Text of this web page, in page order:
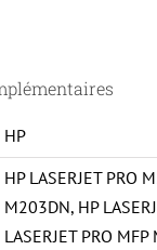
HP
HP LASERJET PRO
M203DN, HP
LASERJET PRO